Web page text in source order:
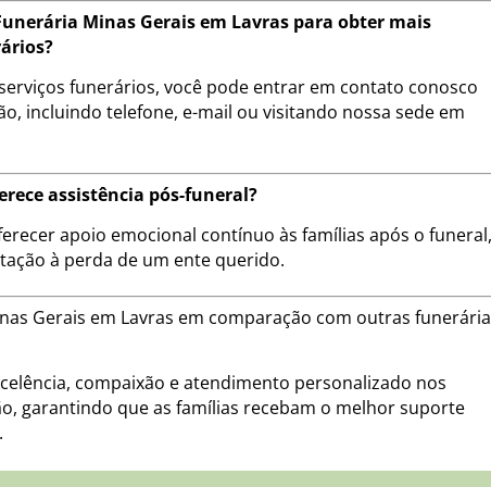
Minas Gerais em Lavras para obter mais
funerários, você pode entrar em contato conosco
incluindo telefone, e-mail ou visitando nossa sede em
assistência pós-funeral?
apoio emocional contínuo às famílias após o
à perda de um ente querido.
Gerais em Lavras em comparação com outras
compaixão e atendimento personalizado nos
garantindo que as famílias recebam o melhor suporte